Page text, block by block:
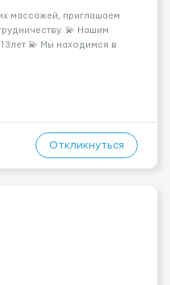
массажей, приглашаем
💫 Нашим
💫 Мы находимся в
Наличие работы. Поток 💝
Откликнуться